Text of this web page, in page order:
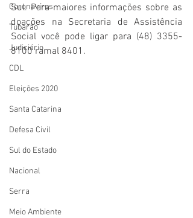
Coronavírus
Tubarão
Judiciário
CDL
Eleições 2020
Santa Catarina
Defesa Civil
Sul do Estado
Nacional
Serra
Meio Ambiente
Sul. Para maiores informações sobre as
doações na Secretaria de Assistência
Social você pode ligar para (48) 3355-
8100 ramal 8401.